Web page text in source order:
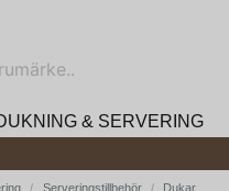
& SERVERING
Serveringstillbehör Dukar